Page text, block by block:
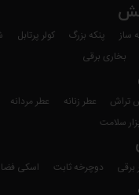
ساز پنکه بزرگ کولر پرتابل
بخاری برقی
تراش عطر زنانه
عطر مردانه
سلامت
برقی دوچرخه ثابت اسکی